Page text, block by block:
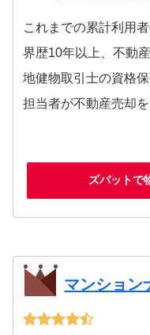
これまでの累計利用
界歴10年以上、不動
地健物取引士の資格
担当者が不動産売却
ズバットで
マンション